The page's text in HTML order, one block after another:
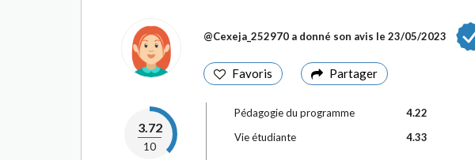
@Cexeja_252970 a donné son avis le 23/05/2023
Favoris Partager
3.72
10
Pédagogie du programme
4.22
Vie étudiante
4.33